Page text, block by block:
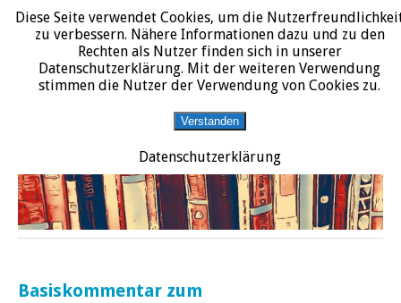
START DATENSCHUTZERKLÄRUNG IMPRESSUM ÜBER JURALIT
JURALIT
Rezensionen juristischer Literatur
Basiskommentar zum
Diese Seite verwendet Cookies, um die
zu verbessern. Nähere Informationen dazu und zu den
Rechten als Nutzer finden sich in unserer
Datenschutzerklärung. Mit der weiteren Verwendung
stimmen die Nutzer der Verwendung von Cookies zu.
Verstanden
Datenschutzerklärung